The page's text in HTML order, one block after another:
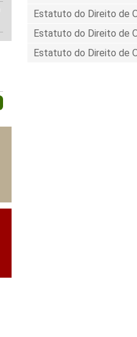
Estatuto do Direito de
Estatuto do Direito de
Estatuto do Direito de